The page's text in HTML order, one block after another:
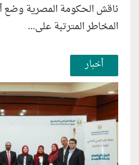
ناقش الحكومة المصرية وضع
المخاطر المترتبة على...
أخبار